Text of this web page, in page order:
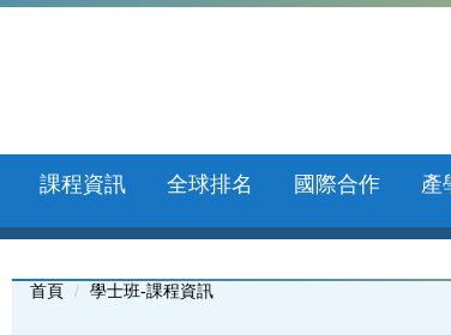
課程資訊 全球排名 國際合作 產
首頁 學士班-課程資訊